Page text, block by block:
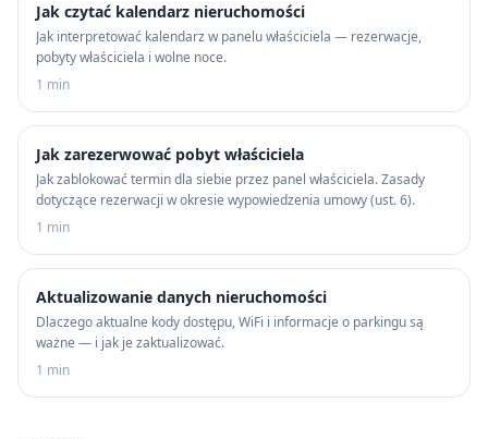
Jak czytać kalendarz nieruchomości
Jak interpretować kalendarz w panelu właściciela — rezerwacje,
pobyty właściciela i wolne noce.
1 min
Jak zarezerwować pobyt właściciela
Jak zablokować termin dla siebie przez panel właściciela. Zasady
dotyczące rezerwacji w okresie wypowiedzenia umowy (ust. 6).
1 min
Aktualizowanie danych nieruchomości
Dlaczego aktualne kody dostępu, WiFi i informacje o parkingu są
ważne — i jak je zaktualizować.
1 min